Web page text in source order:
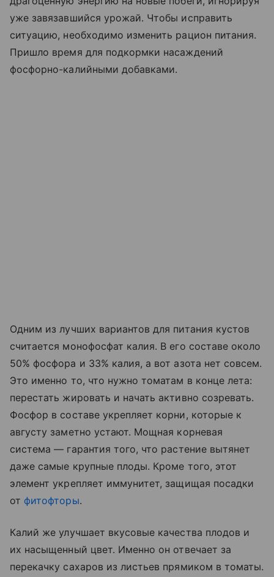
уже завязавшийся урожай. Чтобы исправить
ситуацию, необходимо изменить рацион питания.
Пришло время для подкормки насаждений
фосфорно-калийными добавками.
Одним из лучших вариантов для питания кустов
считается монофосфат калия. В его составе около
50% фосфора и 33% калия, а вот азота нет совсем.
Это именно то, что нужно томатам в конце лета:
перестать жировать и начать активно созревать.
Фосфор в составе укрепляет корни, которые к
августу заметно устают. Мощная корневая
система — гарантия того, что растение вытянет
даже самые крупные плоды. Кроме того, этот
элемент укрепляет иммунитет, защищая посадки
от фитофторы.
Калий же улучшает вкусовые качества плодов и
их насыщенный цвет. Именно он отвечает за
перекачку сахаров из листьев прямиком в томаты.